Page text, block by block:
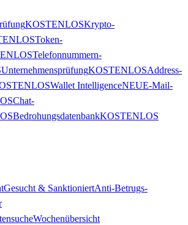
KOSTENLOSKrypto-
Token-
Telefonnummern-
UnternehmensprüfungKOSTENLOSAddress-
Wallet IntelligenceNEUE-Mail-
Chat-
BedrohungsdatenbankKOSTENLOS
Gesucht & SanktioniertAnti-Betrugs-
Wochenübersicht